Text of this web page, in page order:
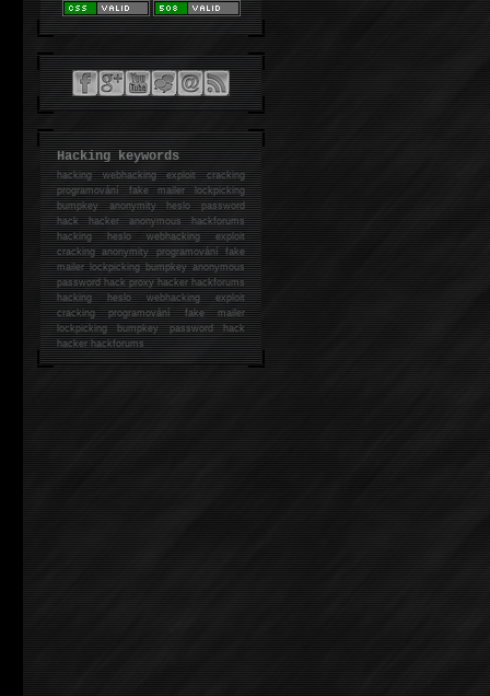
Hacking keywords
hackingwebhacking exploit cracking
programování fake mailer lockpicking
bumpkey anonymity heslo password
hackhacker anonymous hackforums
hackingheslo webhacking exploit
cracking anonymity programování fake
mailer lockpicking bumpkey anonymous
password hack proxy hacker hackforums
hacking heslo webhacking exploit
cracking programování fake mailer
lockpicking bumpkey password hack
hackerhackforums